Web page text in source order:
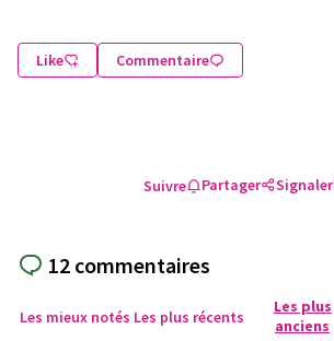
Like Commentaire
Suivre Partager Signaler
12 commentaires
Les mieux notés Les plus récents
Les plus
anciens